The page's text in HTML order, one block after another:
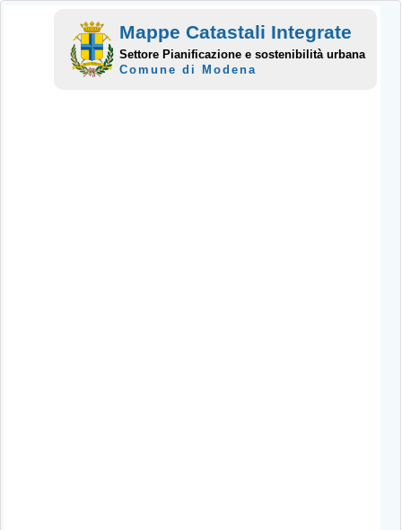
Mappe Catastali Integrate
Settore Pianificazione e sostenibilità urbana
Comune di Modena